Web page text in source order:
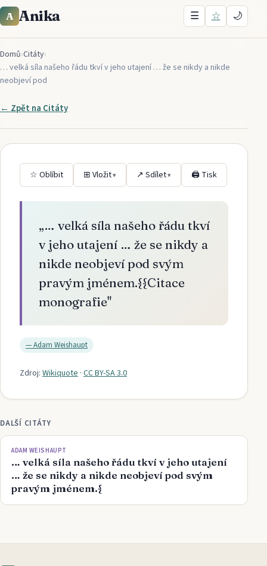
A Anika ☰ ☆ 🌙
Domů›Citáty›
… velká síla našeho řádu tkví v jeho utajení … že se nikdy a nikde
neobjeví pod
← Zpět na Citáty
☆ Oblíbit ⊞ Vložit▾ ↗ Sdílet▾ 🖨 Tisk
„… velká síla našeho řádu tkví
v jeho utajení … že se nikdy a
nikde neobjeví pod svým
pravým jménem.{{Citace
monografie"
—Adam Weishaupt
Zdroj: Wikiquote · CC BY-SA 3.0
DALŠÍ CITÁTY
ADAM WEISHAUPT
… velká síla našeho řádu tkví v jeho utajení
… že se nikdy a nikde neobjeví pod svým
pravým jménem.{